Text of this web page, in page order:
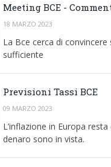
Meeting BCE -
18 MARZO 2023
La Bce cerca di
sufficiente
Previsioni Tassi BCE
09 MARZO 2023
L’inflazione in Europa
denaro sono in vista.